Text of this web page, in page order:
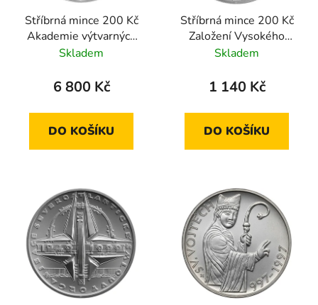
Stříbrná mince 200 Kč
Akademie výtvarných
umění 1999 proof
Skladem
6 800 Kč
DO KOŠÍKU
Stříbrná mince 200 Kč
Založení Vysokého
učení technického v
Skladem
1 140 Kč
DO KOŠÍKU